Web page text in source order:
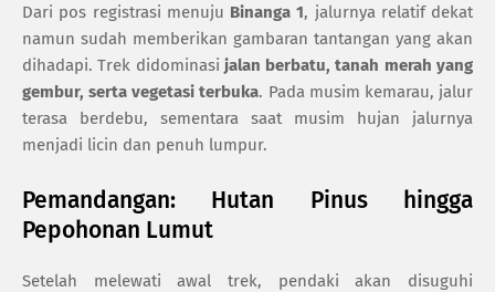
Dari pos registrasi menuju Binanga 1, jalurnya relatif dekat
namun sudah memberikan gambaran tantangan yang akan
dihadapi. Trek didominasi jalan berbatu, tanah merah yang
gembur, serta vegetasi terbuka. Pada musim kemarau, jalur
terasa berdebu, sementara saat musim hujan jalurnya
menjadi licin dan penuh lumpur.
Pemandangan: Hutan Pinus hingga
Pepohonan Lumut
Setelah melewati awal trek, pendaki akan disuguhi